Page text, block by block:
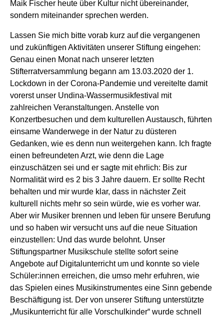
Maik Fischer heute über Kultur nicht übereinander,
sondern miteinander sprechen werden.
Lassen Sie mich bitte vorab kurz auf die vergangenen
und zukünftigen Aktivitäten unserer Stiftung eingehen:
Genau einen Monat nach unserer letzten
Stifterratversammlung begann am 13.03.2020 der 1.
Lockdown in der Corona-Pandemie und vereitelte damit
vorerst unser Undina-Wassermusikfestival mit
zahlreichen Veranstaltungen. Anstelle von
Konzertbesuchen und dem kulturellen Austausch, führten
einsame Wanderwege in der Natur zu düsteren
Gedanken, wie es denn nun weitergehen kann. Ich fragte
einen befreundeten Arzt, wie denn die Lage
einzuschätzen sei und er sagte mit ehrlich: Bis zur
Normalität wird es 2 bis 3 Jahre dauern. Er sollte Recht
behalten und mir wurde klar, dass in nächster Zeit
kulturell nichts mehr so sein würde, wie es vorher war.
Aber wir Musiker brennen und leben für unsere Berufung
und so haben wir versucht uns auf die neue Situation
einzustellen: Und das wurde belohnt. Unser
Stiftungspartner Musikschule stellte sofort seine
Angebote auf Digitalunterricht um und konnte so viele
Schüler:innen erreichen, die umso mehr erfuhren, wie
das Spielen eines Musikinstrumentes eine Sinn gebende
Beschäftigung ist. Der von unserer Stiftung unterstützte
„Musikunterricht für alle Vorschulkinder“ wurde schnell